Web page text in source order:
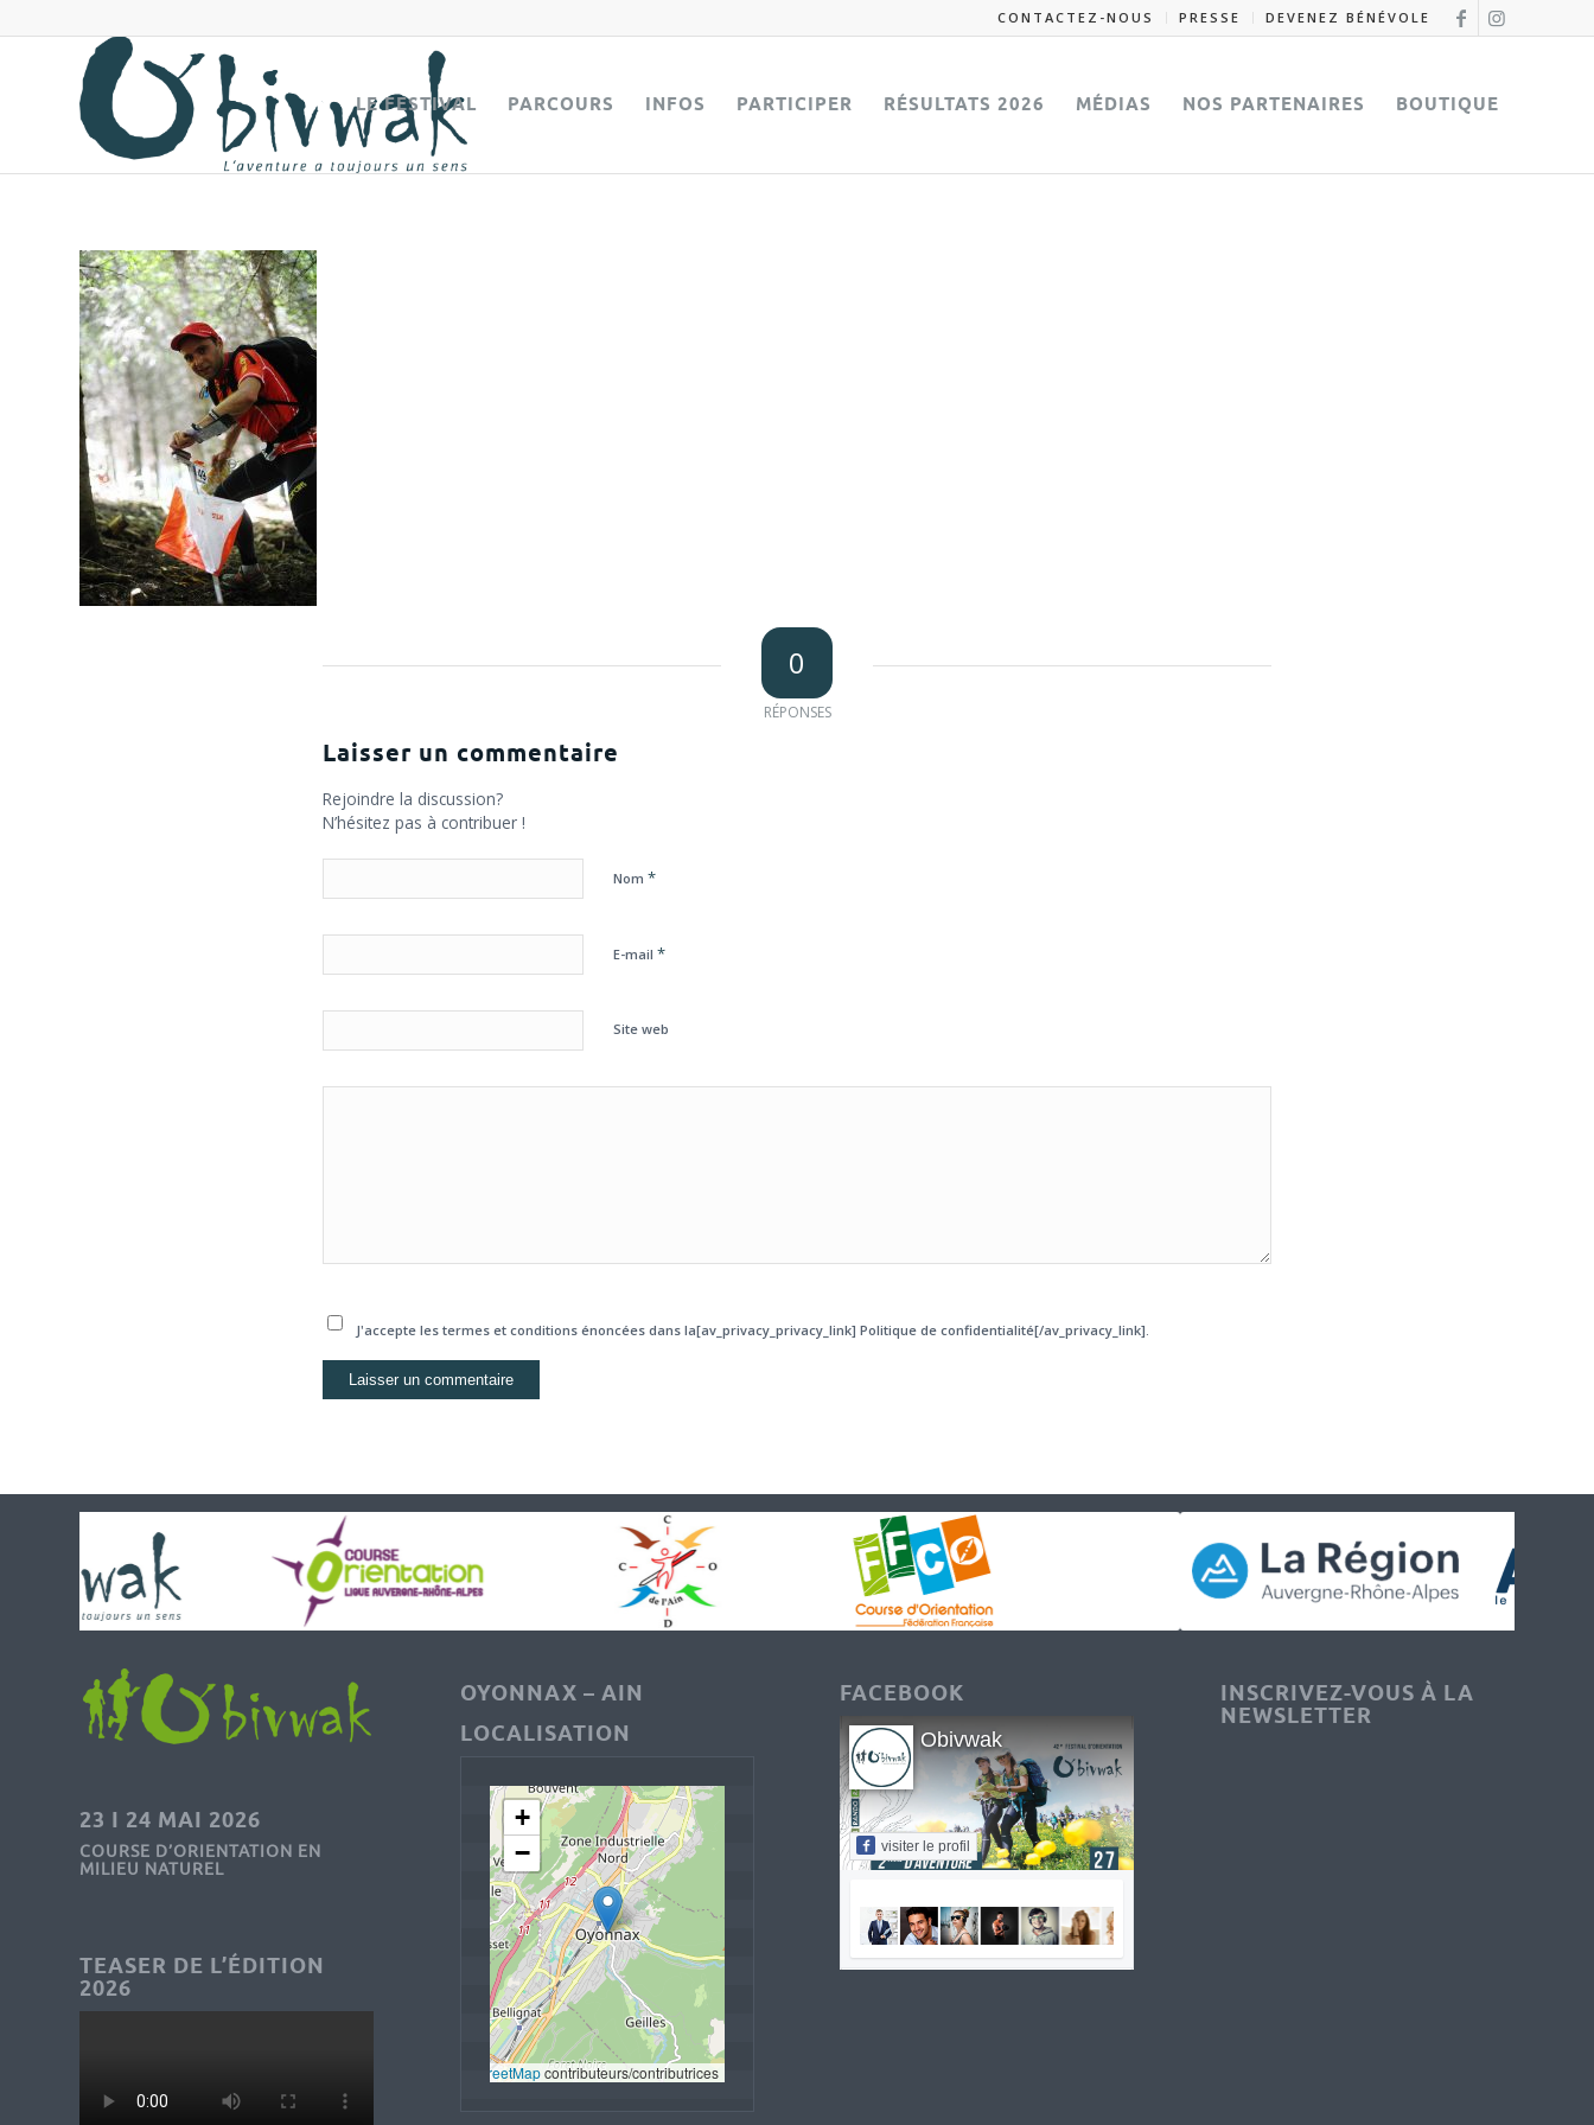
CONTACTEZ-NOUS PRESSE DEVENEZ BÉNÉVOLE
LE FESTIVAL PARCOURS INFOS PARTICIPER RÉSULTATS 2026 MÉDIAS NOS PARTENAIRES BOUTIQUE
0
RÉPONSES
Laisser un commentaire
Rejoindre la discussion?
N’hésitez pas à contribuer !
Nom *
E-mail *
Site web
J'accepte les termes et conditions énoncées dans la[av_privacy_privacy_link] Politique de confidentialité[/av_privacy_link].
23 I 24 MAI 2026
COURSE D’ORIENTATION EN
MILIEU NATUREL
TEASER DE L’ÉDITION
2026
OYONNAX – AIN
LOCALISATION
+
−
OpenStreetMap contributeurs/contributrices
FACEBOOK
Obivwak
visiter le profil
INSCRIVEZ-VOUS À LA
NEWSLETTER